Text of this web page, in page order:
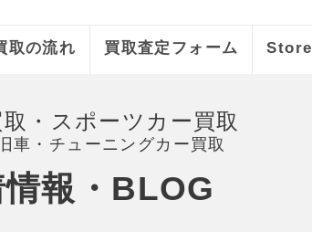
取の流れ 買取査定フォーム Store
・スポーツカー買取
車・チューニングカー買取
情報・BLOG